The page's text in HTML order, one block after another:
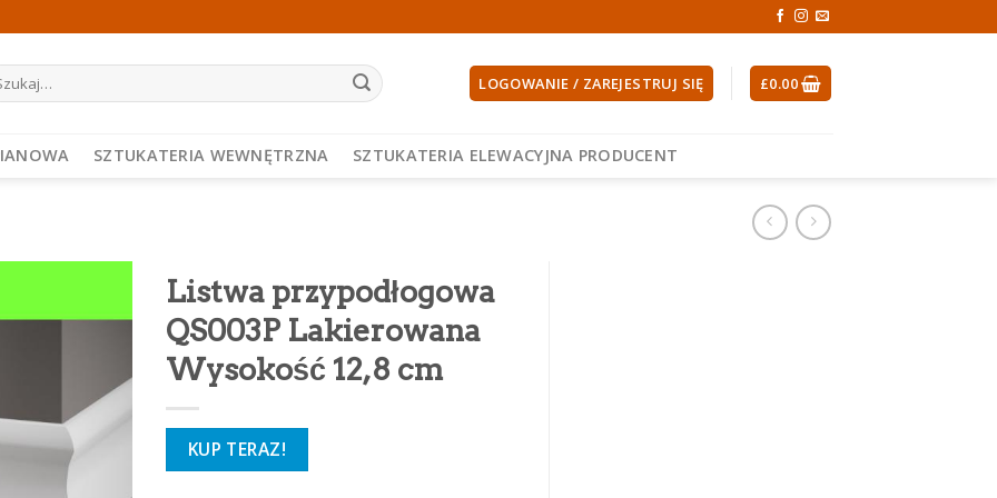
LOGOWANIE / ZAREJESTRUJ SIĘ £0.00
SZTUKATERIA WEWNĘTRZNA SZTUKATERIA ELEWACYJNA PRODUCENT
Listwa przypodłogowa
QS003P Lakierowana
Wysokość 12,8 cm
KUP TERAZ!